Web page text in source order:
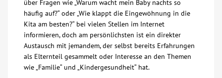
Veranstaltungen
Spenden
Mitmachen
über Fragen wie „Warum wacht mein Baby nachts so
häufig auf?“ oder „Wie klappt die Eingewöhnung in die
Kita am besten?“ bei vielen Stellen im Internet
informieren, doch am persönlichsten ist ein direkter
Austausch mit jemandem, der selbst bereits Erfahrungen
als Elternteil gesammelt oder Interesse an den Themen
wie „Familie“ und „Kindergesundheit“ hat.